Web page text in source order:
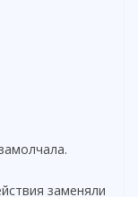
заменяли